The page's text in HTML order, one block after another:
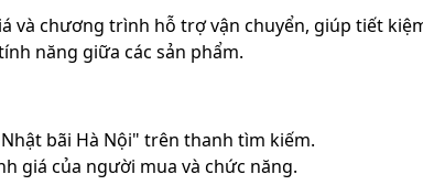
và chương trình hỗ trợ vận chuyển, giúp tiết
năng giữa các sản phẩm.
bãi Hà Nội" trên thanh tìm kiếm.
giá của người mua và chức năng.